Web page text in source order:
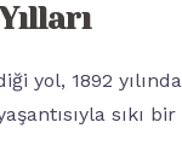
yol, 1892
sıkı